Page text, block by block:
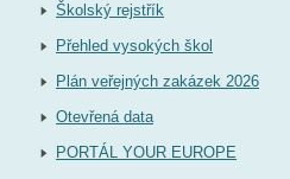
Školský rejstřík
Přehled vysokých škol
Plán veřejných zakázek 2026
Otevřená data
PORTÁL YOUR EUROPE